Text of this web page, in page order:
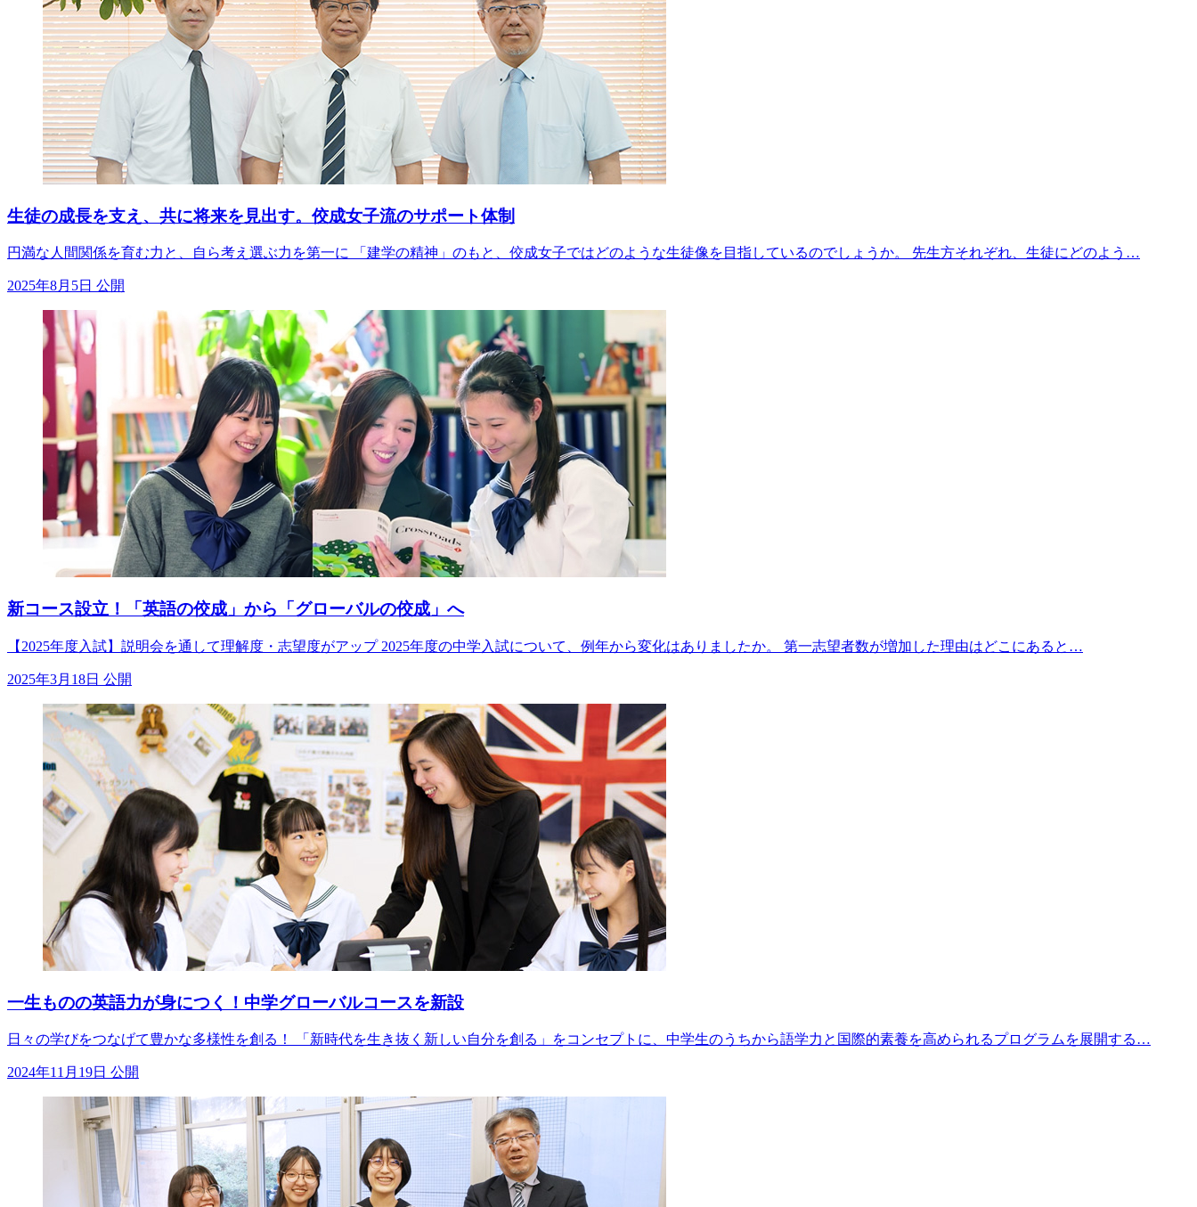
生徒の成長を支え、共に将来を見出す。佼成女子流のサポート体制
円満な人間関係を育む力と、自ら考え選ぶ力を第一に 「建学の精神」のもと、佼成女子ではどのような生徒像を目指しているのでしょうか。 先生方それぞれ、生徒にどのよう…
2025年8月5日 公開
新コース設立！「英語の佼成」から「グローバルの佼成」へ
【2025年度入試】説明会を通して理解度・志望度がアップ 2025年度の中学入試について、例年から変化はありましたか。 第一志望者数が増加した理由はどこにあると…
2025年3月18日 公開
一生ものの英語力が身につく！中学グローバルコースを新設
日々の学びをつなげて豊かな多様性を創る！ 「新時代を生き抜く新しい自分を創る」をコンセプトに、中学生のうちから語学力と国際的素養を高められるプログラムを展開する…
2024年11月19日 公開